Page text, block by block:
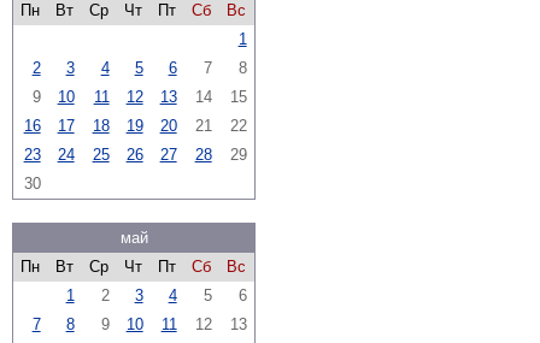
Пн
Вт Ср Чт Пт Сб
Вс
1
2
3 4 5 6 7
8
9
10 11 12 13 14
15
16
17 18 19 20 21
22
23
24 25 26 27 28
29
30
май
Пн
Вт Ср Чт Пт Сб
Вс
1
2 3 4 5
6
7
8 9 10 11 12
13